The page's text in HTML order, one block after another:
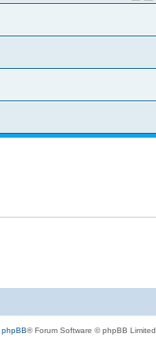
phpBB® Forum Software © phpBB Limited